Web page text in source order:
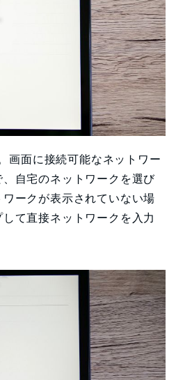
画面に接続可能なネットワー
自宅のネットワークを選び
ークが表示されていない場
て直接ネットワークを入力